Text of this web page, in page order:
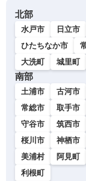
北部
水戸市 日立市
ひたちなか市
大洗町
城里町
南部
土浦市 古河市
常総市
取手市
守谷市
筑西市
桜川市
神栖市
美浦村
阿見町
利根町